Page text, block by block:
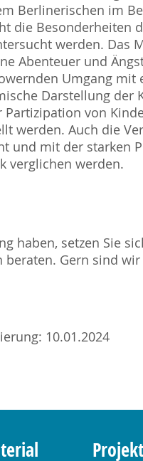
Berlinerischen im
die Besonderheiten
werden. Das
Abenteuer und
Umgang mit
Darstellung der
von
werden. Auch die
und mit der starken
verglichen werden.
haben, setzen Sie
Gern sind
10.01.2024